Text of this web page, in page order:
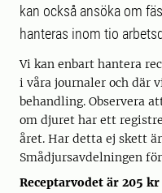
kan också ansöka om
hanteras inom tio
Vi kan enbart hantera
i våra journaler och där
behandling. Observera
om djuret har ett
året. Har detta ej skett
Smådjursavdelningen
Receptarvodet är 205 kr